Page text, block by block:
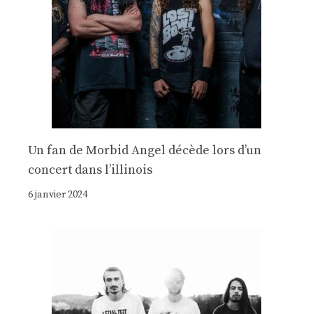
Un fan de Morbid Angel décède lors d’un
concert dans l’illinois
6 janvier 2024